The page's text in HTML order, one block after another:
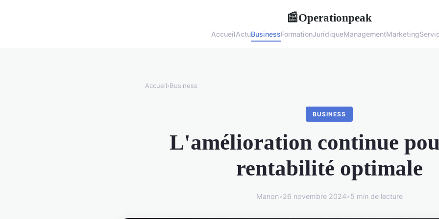
📰Operationpeak
AccueilActuBusinessFormationJuridiqueManagementMarketing
Accueil›Business
BUSINESS
L'amélioration continue
rentabilité optimale
Manon•26 novembre 2024•5 min de lecture